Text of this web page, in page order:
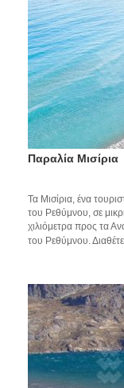
Παραλία Μισίρια
Τα Μισίρια, ένα
του Ρεθύμνου, σε
χιλιόμετρα προς τα
του Ρεθύμνου.